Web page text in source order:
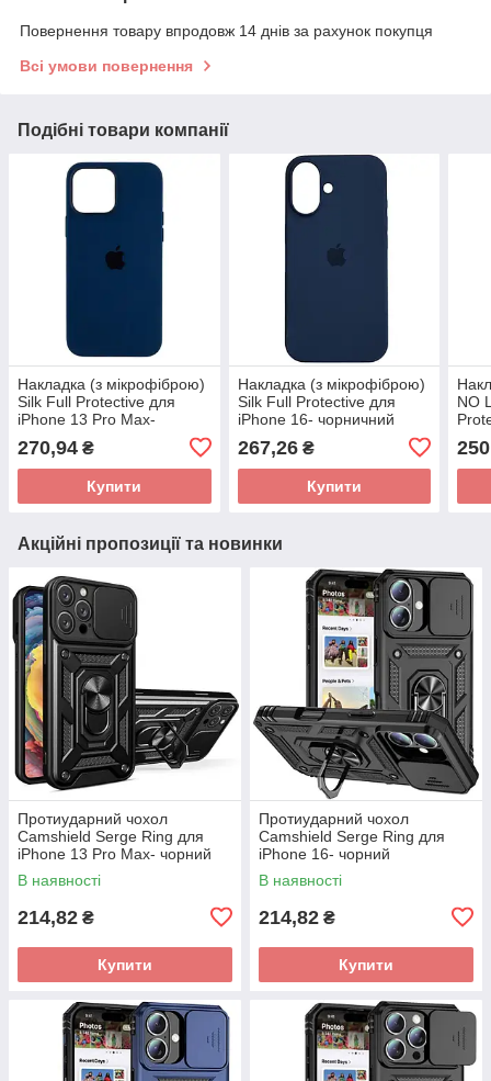
Повернення товару впродовж 14 днів за рахунок покупця
Всі умови повернення
Подібні товари компанії
Накладка (з мікрофіброю)
Silk Full Protective для
iPhone 13 Pro Max-
270,94 ₴
Купити
Накладка (з мікрофіброю)
Silk Full Protective для
iPhone 16- чорничний
267,26₴
Купити
NO
Акційні пропозиції та новинки
Протиударний чохол
Camshield Serge Ring для
iPhone 13 Pro Max- чорний
В наявності
214,82 ₴
Купити
Протиударний чохол
Camshield Serge Ring для
iPhone 16- чорний
В наявності
214,82 ₴
Купити